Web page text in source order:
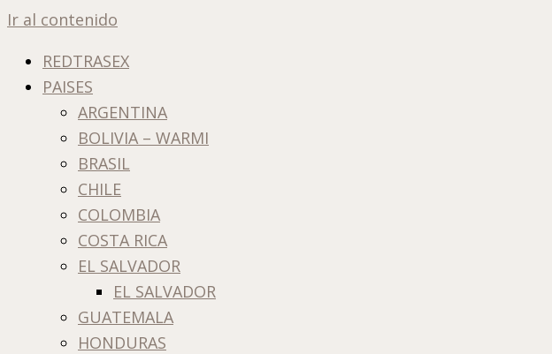
Ir al contenido
REDTRASEX
PAISES
ARGENTINA
BOLIVIA – WARMI
BRASIL
CHILE
COLOMBIA
COSTA RICA
EL SALVADOR
EL SALVADOR
GUATEMALA
HONDURAS